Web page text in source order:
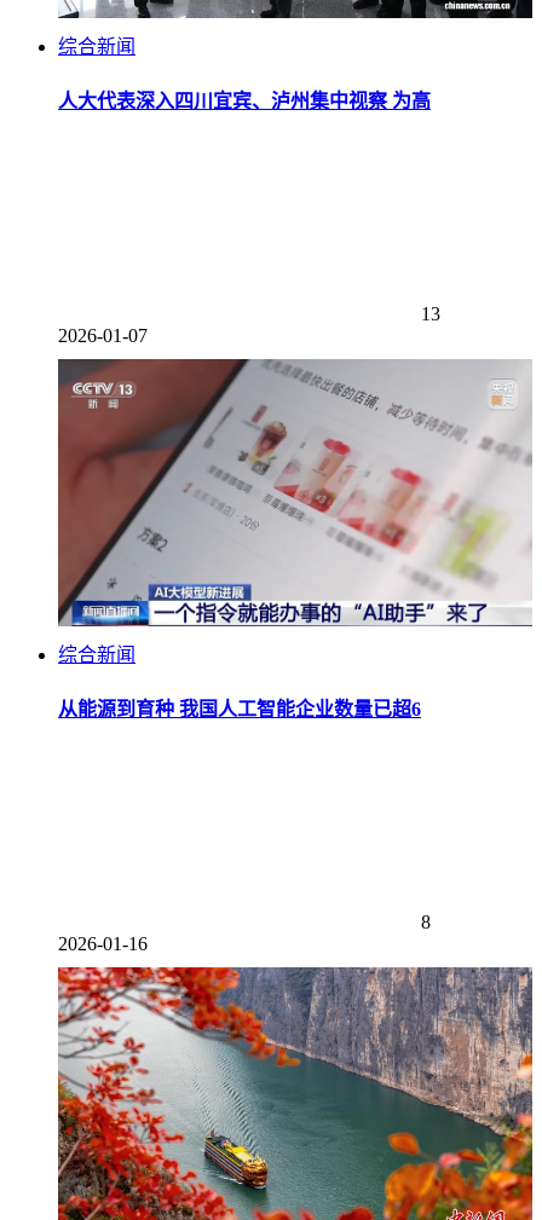
综合新闻
人大代表深入四川宜宾、泸州集中视察 为高
13
2026-01-07
综合新闻
从能源到育种 我国人工智能企业数量已超6
8
2026-01-16